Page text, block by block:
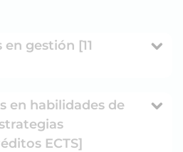
gestión [11
en habilidades de
ECTS]